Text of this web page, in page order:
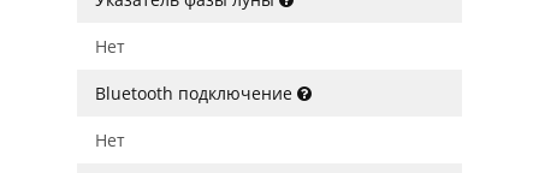
Нет
Bluetooth подключение
Нет